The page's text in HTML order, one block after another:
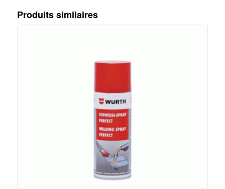
Produits similaires